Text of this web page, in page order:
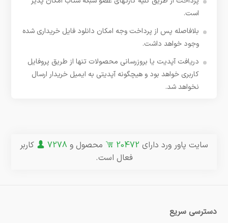
است.
بلافاصله پس از پرداخت وجه امکان دانلود فایل خریداری شده
وجود خواهد داشت.
دریافت آپدیت یا بروزرسانی محصولات تنها از طریق پروفایل
کاربری خواهد بود و هیچگونه آپدیتی به ایمیل خریدار ارسال
نخواهد شد.
سایت پاور ورد دارای 20472 محصول و 7278
کاربر
فعال است.
دسترسی سریع